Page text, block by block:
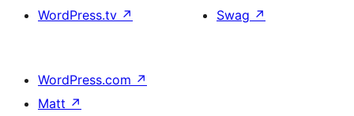
WordPress.tv ↗
Swag ↗
WordPress.com ↗
Matt ↗